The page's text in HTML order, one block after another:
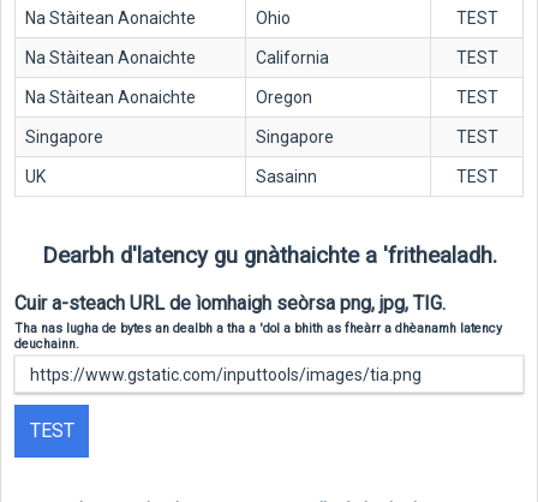
Na Stàitean Aonaichte Ohio TEST
Na Stàitean Aonaichte California TEST
Na Stàitean Aonaichte Oregon TEST
Singapore Singapore TEST
UK Sasainn TEST
Dearbh d'latency gu gnàthaichte a 'frithealadh.
Cuir a-steach URL de ìomhaigh seòrsa png, jpg, TIG.
Tha nas lugha de bytes an dealbh a tha a 'dol a bhith as fheàrr a dhèanamh latency
deuchainn.
TEST